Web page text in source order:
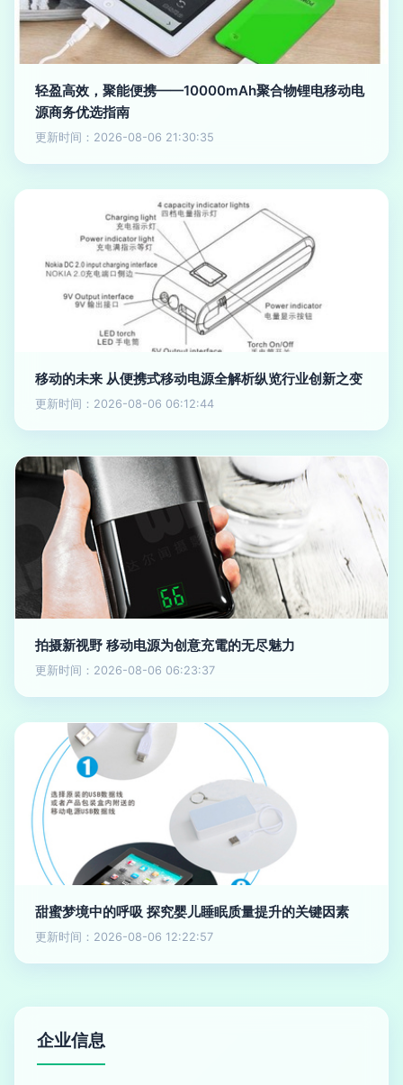
轻盈高效，聚能便携——10000mAh聚合物锂电移动电
源商务优选指南
更新时间：2026-08-06 21:30:35
移动的未来 从便携式移动电源全解析纵览行业创新之变
更新时间：2026-08-06 06:12:44
拍摄新视野 移动电源为创意充電的无尽魅力
更新时间：2026-08-06 06:23:37
甜蜜梦境中的呼吸 探究婴儿睡眠质量提升的关键因素
更新时间：2026-08-06 12:22:57
企业信息